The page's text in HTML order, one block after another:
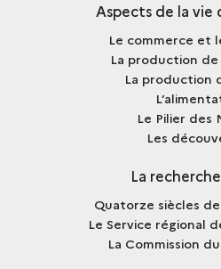
Aspects de la
Le commerce et
La production
La production
Le Pilier des
Les
La
Quatorze siècles
Le Service régional
La Commission